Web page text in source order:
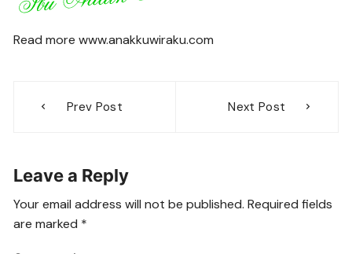
Read more www.anakkuwiraku.com
navigation
Prev Post Next Post
Leave a Reply
Your email address will not be published. Required fields
are marked *